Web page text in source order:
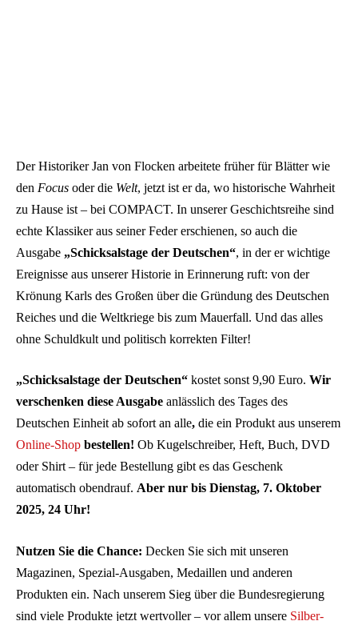
Der Historiker Jan von Flocken arbeitete früher für Blätter wie
den Focus oder die Welt, jetzt ist er da, wo historische Wahrheit
zu Hause ist – bei COMPACT. In unserer Geschichtsreihe sind
echte Klassiker aus seiner Feder erschienen, so auch die
Ausgabe „Schicksalstage der Deutschen“, in der er wichtige
Ereignisse aus unserer Historie in Erinnerung ruft: von der
Krönung Karls des Großen über die Gründung des Deutschen
Reiches und die Weltkriege bis zum Mauerfall. Und das alles
ohne Schuldkult und politisch korrekten Filter!
„Schicksalstage der Deutschen“ kostet sonst 9,90 Euro. Wir
verschenken diese Ausgabe anlässlich des Tages des
Deutschen Einheit ab sofort an alle, die ein Produkt aus unserem
Online-Shop bestellen! Ob Kugelschreiber, Heft, Buch, DVD
oder Shirt – für jede Bestellung gibt es das Geschenk
automatisch obendrauf. Aber nur bis Dienstag, 7. Oktober
2025, 24 Uhr!
Nutzen Sie die Chance: Decken Sie sich mit unseren
Magazinen, Spezial-Ausgaben, Medaillen und anderen
Produkten ein. Nach unserem Sieg über die Bundesregierung
sind viele Produkte jetzt wertvoller – vor allem unsere Silber-